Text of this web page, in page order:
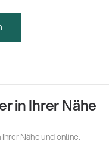
in Ihrer Nähe
Nähe und online.